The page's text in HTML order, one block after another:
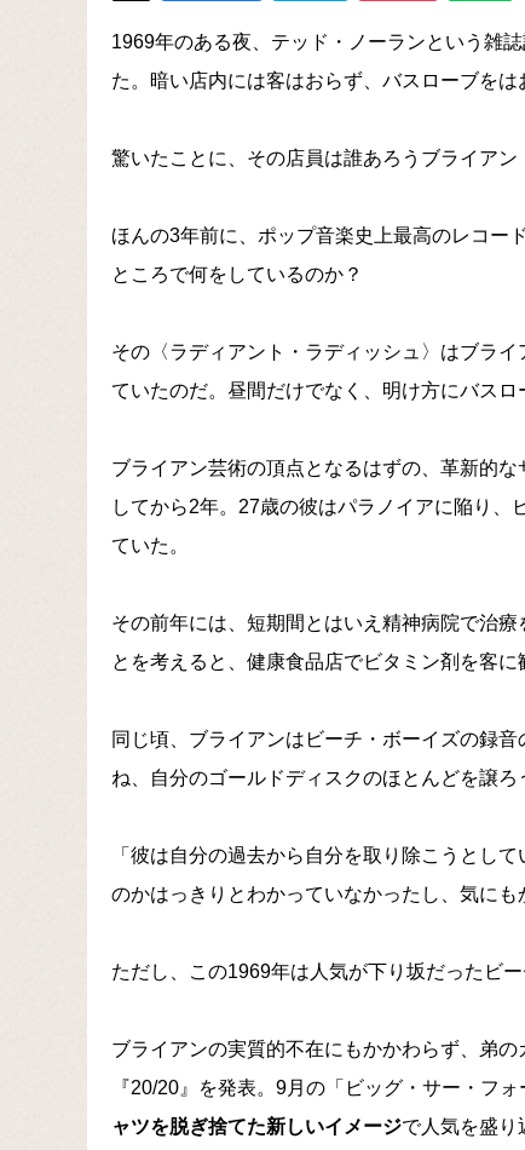
1969年のある夜、テッド・ノーランという雑
た。暗い店内には客はおらず、バスローブをは
驚いたことに、その店員は誰あろうブライアン
ほんの3年前に、ポップ音楽史上最高のレコー
ところで何をしているのか？
その〈ラディアント・ラディッシュ〉はブラ
ていたのだ。昼間だけでなく、明け方にバスロ
ブライアン芸術の頂点となるはずの、革新的
してから2年。27歳の彼はパラノイアに陥り
ていた。
その前年には、短期間とはいえ精神病院で治
とを考えると、健康食品店でビタミン剤を客
同じ頃、ブライアンはビーチ・ボーイズの録
ね、自分のゴールドディスクのほとんどを譲ろ
「彼は自分の過去から自分を取り除こうとし
のかはっきりとわかっていなかったし、気に
ただし、この1969年は人気が下り坂だったビ
ブライアンの実質的不在にもかかわらず、弟
『20/20』を発表。9月の「ビッグ・サー・フ
ャツを脱ぎ捨てた新しいイメージで人気を盛り